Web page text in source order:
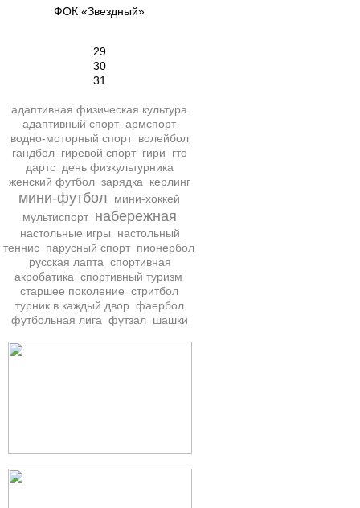
ФОК «Звездный»
29
30
31
адаптивная физическая культура
адаптивный спорт армспорт
водно-моторный спорт волейбол
гандбол гиревой спорт гири
гто
дартс день физкультурника
женский футбол зарядка керлинг
мини-футбол
мини-хоккей
мультиспорт набережная
настольные игры
настольный
теннис парусный спорт пионербол
русская лапта спортивная
акробатика спортивный туризм
старшее поколение стритбол
турник в каждый двор фаербол
футбольная лига футзал шашки